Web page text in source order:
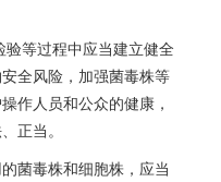
验等过程中应当建立健全
全风险，加强菌毒株等
作人员和公众的健康，
正当。
菌毒株和细胞株，应当